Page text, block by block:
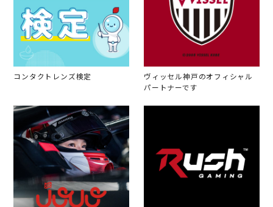
コンタクトレンズ検定
ヴィッセル神戸のオフィシャル
パートナーです